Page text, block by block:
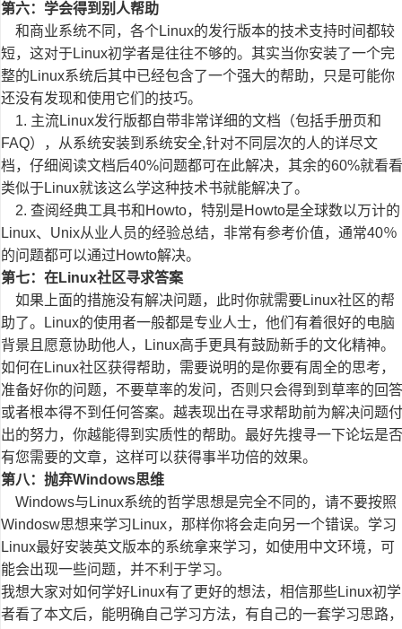
第六：学会得到别人帮助
和商业系统不同，各个Linux的发行版本的技术支持时间都较
短，这对于Linux初学者是往往不够的。其实当你安装了一个完
整的Linux系统后其中已经包含了一个强大的帮助，只是可能你
还没有发现和使用它们的技巧。
1. 主流Linux发行版都自带非常详细的文档（包括手册页和
FAQ），从系统安装到系统安全,针对不同层次的人的详尽文
档，仔细阅读文档后40%问题都可在此解决，其余的60%就看看
类似于Linux就该这么学这种技术书就能解决了。
2. 查阅经典工具书和Howto，特别是Howto是全球数以万计的
Linux、Unix从业人员的经验总结，非常有参考价值，通常40％
的问题都可以通过Howto解决。
第七：在Linux社区寻求答案
如果上面的措施没有解决问题，此时你就需要Linux社区的帮
助了。Linux的使用者一般都是专业人士，他们有着很好的电脑
背景且愿意协助他人，Linux高手更具有鼓励新手的文化精神。
如何在Linux社区获得帮助，需要说明的是你要有周全的思考，
准备好你的问题，不要草率的发问，否则只会得到到草率的回答
或者根本得不到任何答案。越表现出在寻求帮助前为解决问题付
出的努力，你越能得到实质性的帮助。最好先搜寻一下论坛是否
有您需要的文章，这样可以获得事半功倍的效果。
第八：抛弃Windows思维
Windows与Linux系统的哲学思想是完全不同的，请不要按照
Windosw思想来学习Linux，那样你将会走向另一个错误。学习
Linux最好安装英文版本的系统拿来学习，如使用中文环境，可
能会出现一些问题，并不利于学习。
我想大家对如何学好Linux有了更好的想法，相信那些Linux初学
者看了本文后，能明确自己学习方法，有自己的一套学习思路，